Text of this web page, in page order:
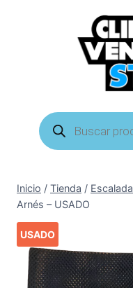
Búsqueda
de
productos
Inicio / Tienda / Escalada
Arnés – USADO
USADO